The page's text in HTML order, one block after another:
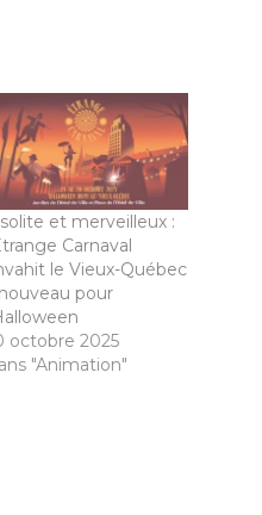
et merveilleux :
Carnaval
le Vieux-Québec
pour
octobre 2025
"Animation"